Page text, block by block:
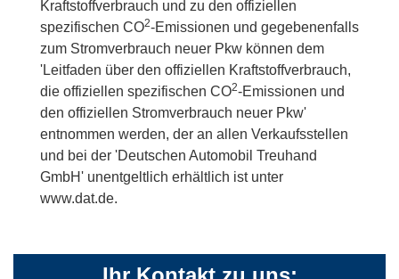
Kraftstoffverbrauch und zu den offiziellen
spezifischen CO2-Emissionen und gegebenenfalls
zum Stromverbrauch neuer Pkw können dem
'Leitfaden über den offiziellen Kraftstoffverbrauch,
die offiziellen spezifischen CO2-Emissionen und
den offiziellen Stromverbrauch neuer Pkw'
entnommen werden, der an allen Verkaufsstellen
und bei der 'Deutschen Automobil Treuhand
GmbH' unentgeltlich erhältlich ist unter
www.dat.de.